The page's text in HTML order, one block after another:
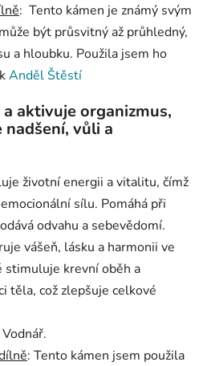
: Tento kámen je známý svým
být průsvitný až průhledný,
a hloubku. Použila jsem ho
Anděl Štěstí
aktivuje organizmus,
vůli a
životní energii a vitalitu, čímž
sílu. Pomáhá při
odvahu a sebevědomí.
vášeň, lásku a harmonii ve
stimuluje krevní oběh a
těla, což zlepšuje celkové
Vodnář.
: Tento kámen jsem použila